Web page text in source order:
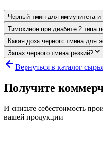
Черный тмин для иммунитета
Тимохинон при диабете 2 типа
Какая доза черного тмина для
Запах черного тмина резкий?
Вернуться в каталог сырья
Получите
И снизьте себестоимость
вашей продукции